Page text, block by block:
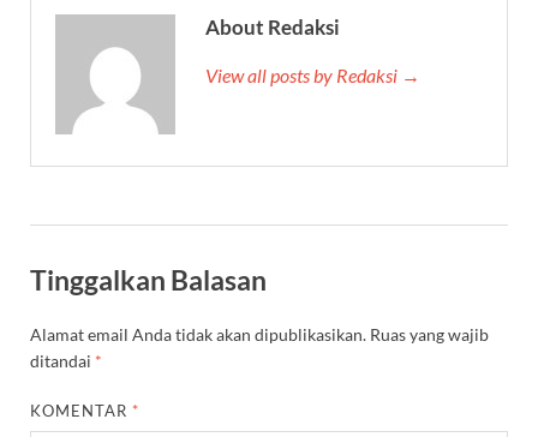
About Redaksi
View all posts by Redaksi →
Tinggalkan Balasan
Alamat email Anda tidak akan dipublikasikan. Ruas yang wajib
ditandai *
KOMENTAR *